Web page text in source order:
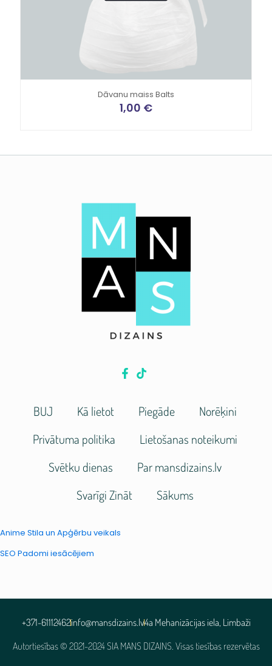
Dāvanu maiss Balts
1,00 €
BUJ Kā lietot Piegāde
Norēķini
Privātuma politika
Lietošanas noteikumi
Svētku dienas
Par mansdizains.lv
Svarīgi Zināt
Sākums
Anime Stila un Apģērbu veikals
SEO Padomi iesācējiem
Autortiesības © 2021-2024 SIA MANS DIZAINS. Visas tiesības rezervētas
+371-61112462info@mansdizains.lv4a Mehanizācijas iela, Limbaži